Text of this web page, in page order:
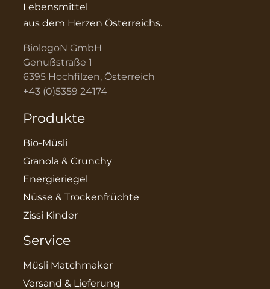
Lebensmittel
aus dem Herzen Österreichs.
BiologoN GmbH
Genußstraße 1
6395 Hochfilzen, Österreich
+43 (0)5359 24174
Produkte
Bio-Müsli
Granola & Crunchy
Energieriegel
Nüsse & Trockenfrüchte
Zissi Kinder
Service
Müsli Matchmaker
Versand & Lieferung